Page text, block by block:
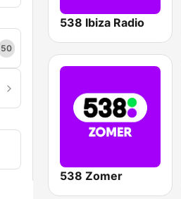
50
538 Ibiza Radio
538 Zomer